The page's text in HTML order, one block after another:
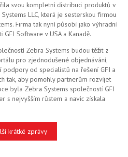
svou kompletní distribuci produktů v
LLC, která je sesterskou firmou
Firma tak nyní působí jako výhradní
Software v USA a Kanadě.
Zebra Systems budou těžit z
pro zjednodušené objednávání,
podpory od specialistů na řešení GFI a
tak, aby pomohly partnerům rozvíjet
byla Zebra Systems společností GFI
s nejvyšším růstem a navíc získala
krátké zprávy